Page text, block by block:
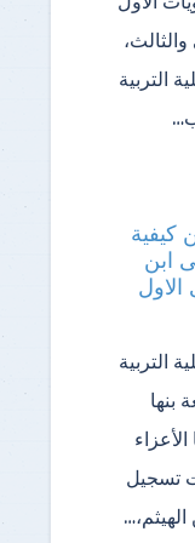
والثالث،
التربية
ابن
التربية
بنها
الأعزاء
تسجيل